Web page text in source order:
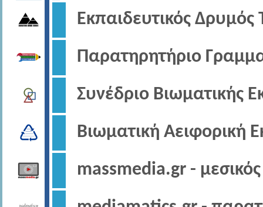
Εκπαιδευτικός Δρυμός
Παρατηρητήριο
Συνέδριο Βιωματικής
Βιωματική Αειφορική
massmedia.gr -